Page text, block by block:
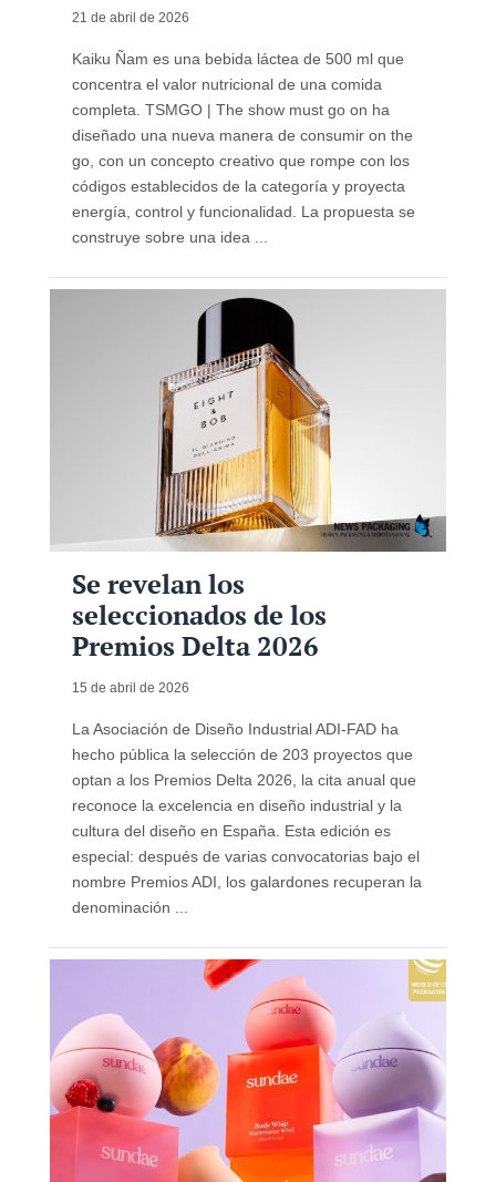
21 de abril de 2026
Kaiku Ñam es una bebida láctea de 500 ml que
concentra el valor nutricional de una comida
completa. TSMGO | The show must go on ha
diseñado una nueva manera de consumir on the
go, con un concepto creativo que rompe con los
códigos establecidos de la categoría y proyecta
energía, control y funcionalidad. La propuesta se
construye sobre una idea ...
Se revelan los
seleccionados de los
Premios Delta 2026
15 de abril de 2026
La Asociación de Diseño Industrial ADI-FAD ha
hecho pública la selección de 203 proyectos que
optan a los Premios Delta 2026, la cita anual que
reconoce la excelencia en diseño industrial y la
cultura del diseño en España. Esta edición es
especial: después de varias convocatorias bajo el
nombre Premios ADI, los galardones recuperan la
denominación ...